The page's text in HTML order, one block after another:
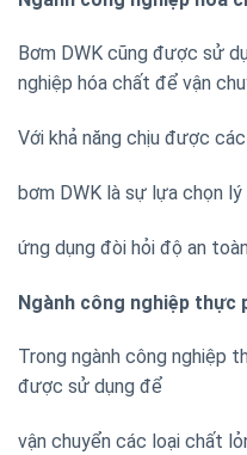
Bơm DWK cũng được sử
nghiệp hóa chất để vận
Với khả năng chịu được
bơm DWK là sự lựa chọn
ứng dụng đòi hỏi độ an
Ngành công nghiệp thực
Trong ngành công nghiệp
được sử dụng để
vận chuyển các loại chất